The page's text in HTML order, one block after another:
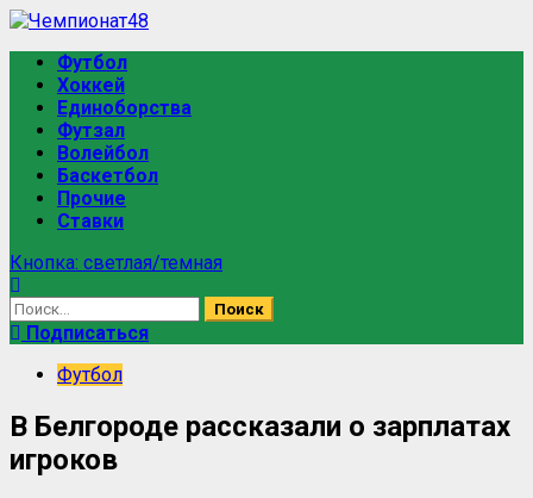
Футбол
Хоккей
Единоборства
Футзал
Волейбол
Баскетбол
Прочие
Ставки
Кнопка: светлая/темная
Подписаться
Футбол
В Белгороде рассказали о зарплатах
игроков